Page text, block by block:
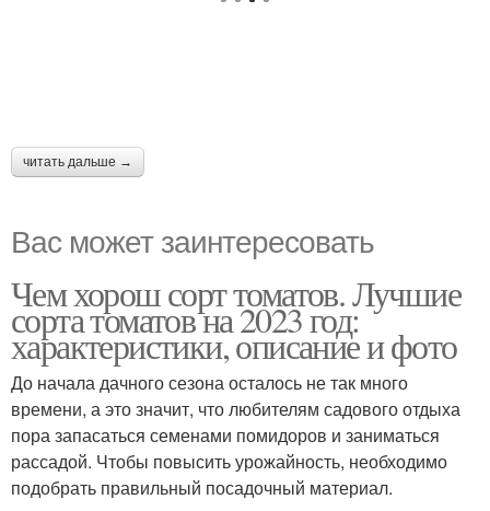
читать дальше →
Вас может заинтересовать
Чем хорош сорт томатов. Лучшие
сорта томатов на 2023 год:
характеристики, описание и фото
До начала дачного сезона осталось не так много
времени, а это значит, что любителям садового отдыха
пора запасаться семенами помидоров и заниматься
рассадой. Чтобы повысить урожайность, необходимо
подобрать правильный посадочный материал.